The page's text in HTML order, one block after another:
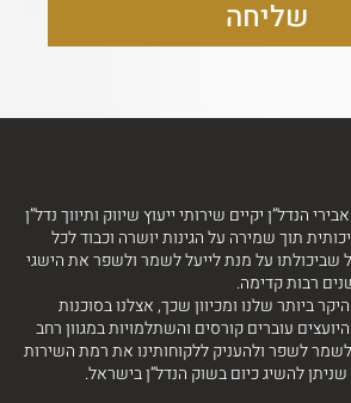
שליחה
הנדל”ן יקיים שירותי ייעוץ שיווק ותיווך נדל”ן
תוך שמירה על הגינות יושרה וכבוד לכל
על מנת לייעל לשמר ולשפר את הישגי
רבות קדימה.
ביותר שלנו ומכיוון שכך, אצלנו בסוכנות
היועצים עוברים קורסים והשתלמויות במגוון רחב
לשפר ולהעניק ללקוחותינו את רמת השירות
שניתן להשיג כיום בשוק הנדל”ן בישראל.